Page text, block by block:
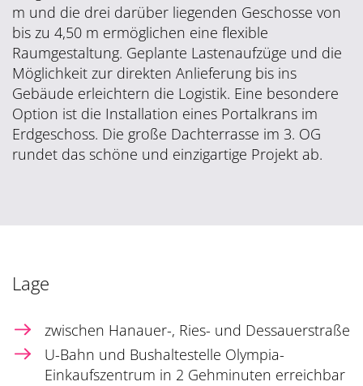
m und die drei darüber liegenden Geschosse von
bis zu 4,50 m ermöglichen eine flexible
Raumgestaltung. Geplante Lastenaufzüge und die
Möglichkeit zur direkten Anlieferung bis ins
Gebäude erleichtern die Logistik. Eine besondere
Option ist die Installation eines Portalkrans im
Erdgeschoss. Die große Dachterrasse im 3. OG
rundet das schöne und einzigartige Projekt ab.
Lage
zwischen Hanauer-, Ries- und Dessauerstraße
U-Bahn und Bushaltestelle Olympia-
Einkaufszentrum in 2 Gehminuten erreichbar